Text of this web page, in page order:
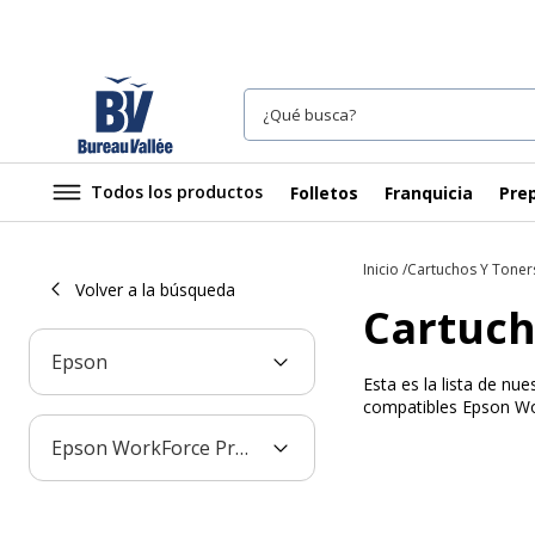
Todos los productos Folletos Franquicia
Volver a la búsqueda
Epson
Epson WorkForce Pro WF-R5190
Inicio Cartuchos Y
Esta es la lista de
compatibles Epson